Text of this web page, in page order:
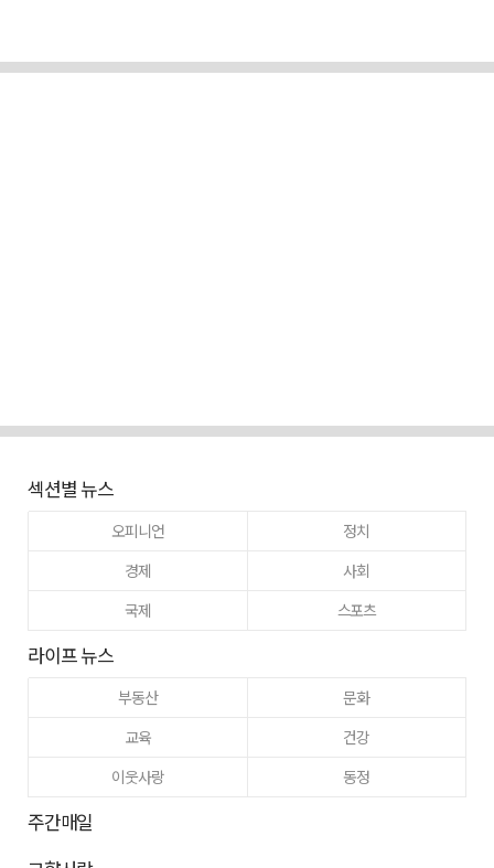
섹션별 뉴스
오피니언
정치
경제
사회
국제
스포츠
라이프 뉴스
부동산
문화
교육
건강
이웃사랑
동정
주간매일